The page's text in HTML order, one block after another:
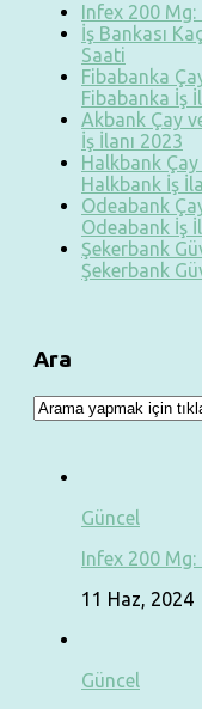
Infex 200 Mg:
İş Bankası
Saati
Fibabanka
Fibabanka İş
Akbank Çay
İş İlanı 2023
Halkbank Çay
Halkbank İş
Odeabank
Odeabank İş
Şekerbank
Şekerbank
Ara
Güncel
Infex 200 Mg:
11 Haz, 2024
Güncel